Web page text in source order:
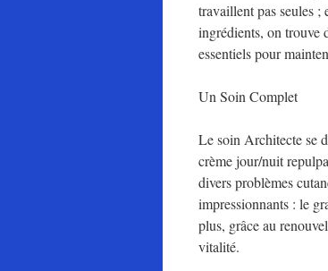
travaillent pas seules ;
ingrédients, on trouve
essentiels pour
Un Soin Complet
Le soin Architecte se
crème jour/nuit
divers problèmes
impressionnants : le
plus, grâce au
vitalité.